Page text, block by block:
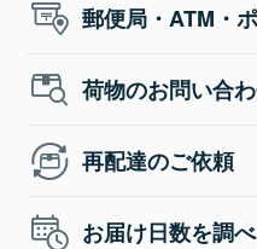
郵便局・ATM・
荷物のお問い合
再配達のご依頼
お届け日数を調